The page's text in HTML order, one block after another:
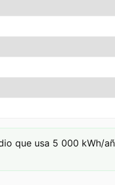
que usa 5 000 kWh/